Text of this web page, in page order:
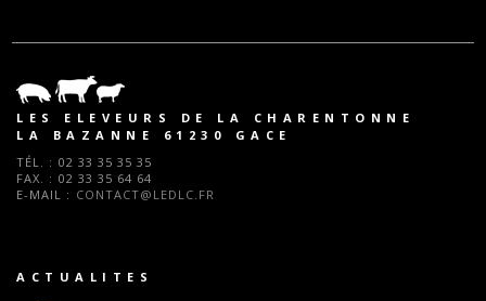
LES ELEVEURS DE LA CHARENTONNE
LA BAZANNE 61230 GACE
TÉL. : 02 33 35 35 35
FAX. : 02 33 35 64 64
E-MAIL : CONTACT@LEDLC.FR
ACTUALITES